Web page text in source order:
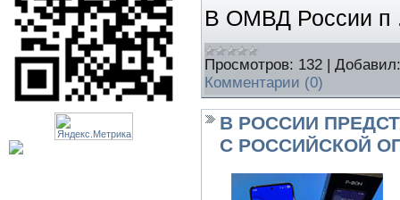
В ОМВД России п
Просмотров: 132 | Добавил:
Комментарии (0)
В РОССИИ
С РОССИЙСКОЙ